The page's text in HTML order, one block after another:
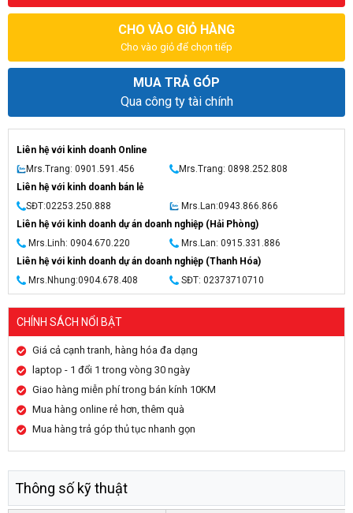
CHO VÀO GIỎ HÀNG
Cho vào giỏ để chọn tiếp
MUA TRẢ GÓP
Qua công ty tài chính
Liên hệ với kinh doanh Online
Mrs.Trang: 0901.591.456
Mrs.Trang: 0898.252.808
Liên hệ với kinh doanh bán lẻ
SĐT:02253.250.888
Mrs.Lan:0943.866.866
Liên hệ với kinh doanh dự án doanh nghiệp (Hải Phòng)
Mrs.Linh: 0904.670.220
Mrs.Lan: 0915.331.886
Liên hệ với kinh doanh dự án doanh nghiệp (Thanh Hóa)
Mrs.Nhung:0904.678.408
SĐT: 02373710710
CHÍNH SÁCH NỔI BẬT
Giá cả cạnh tranh, hàng hóa đa dạng
laptop - 1 đổi 1 trong vòng 30 ngày
Giao hàng miễn phí trong bán kính 10KM
Mua hàng online rẻ hơn, thêm quà
Mua hàng trả góp thủ tục nhanh gọn
Thông số kỹ thuật